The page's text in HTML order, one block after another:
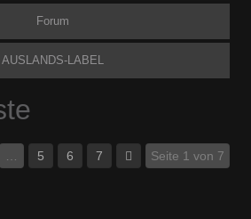
Forum
AUSLANDS-LABEL
5 6 7 Seite 1 von 7